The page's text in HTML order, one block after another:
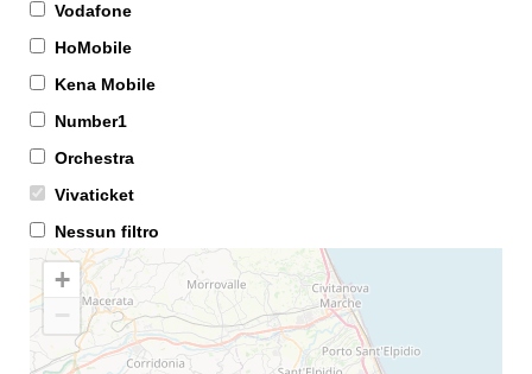
Vodafone
HoMobile
Kena Mobile
Number1
Orchestra
Vivaticket
Nessun filtro
+